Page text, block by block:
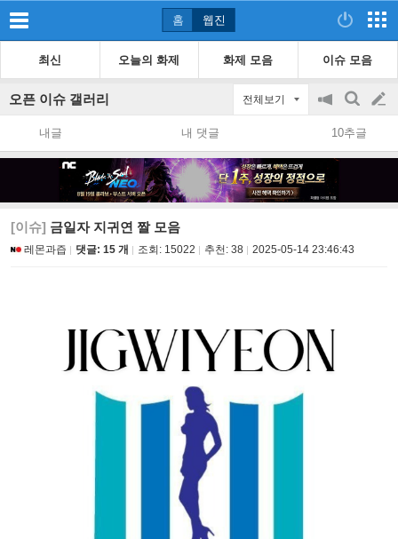
홈 웹진
최신 오늘의 화제 화제 모음 이슈 모음
오픈 이슈 갤러리 전체보기
공
지
on/off
검
색
글
쓰
내글 내 댓글 10추글
[이슈] 금일자 지귀연 짤 모음
레몬과즙 댓글: 15 개 조회: 15022 추천: 38 2025-05-14 23:46:43